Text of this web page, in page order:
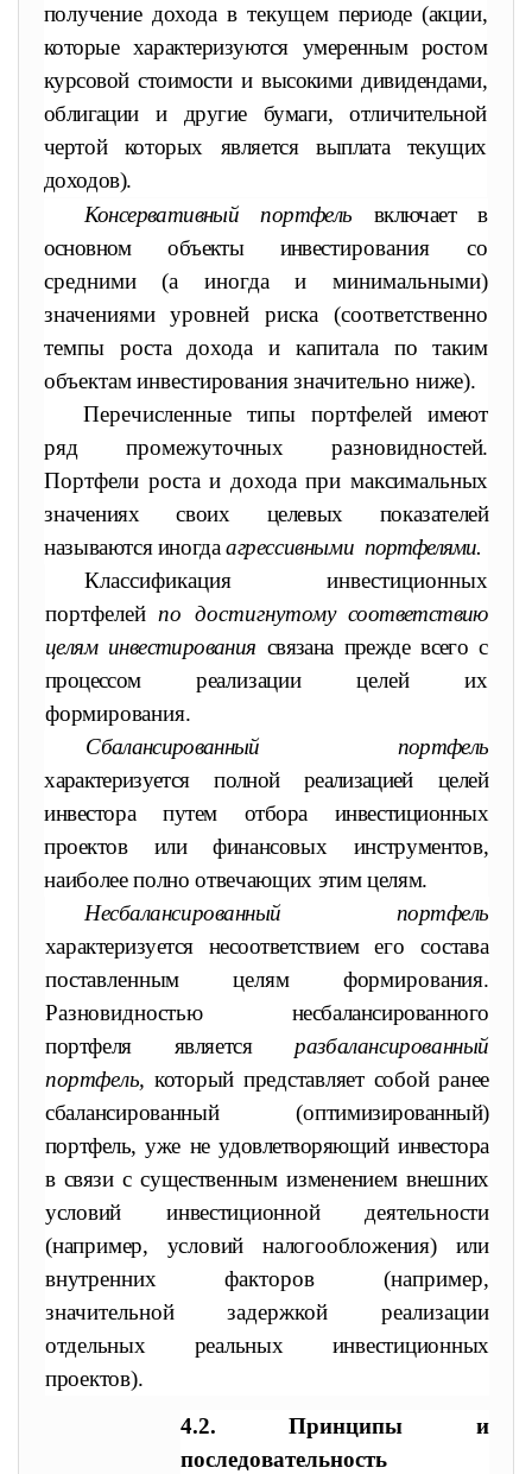
получение дохода в текущемпериоде (акции,
которые характеризуются умеренным ростом
курсовой стоимости и высокими дивидендами,
облигации и другие бумаги,отличительной
чертой которых является выплата текущих
доходов).
Консервативный портфель включает в
основном объекты инвестирования со
средними (а иногда и минимальными)
значениями уровней риска (соответственно
темпы роста дохода и капитала по таким
объектам инвестирования значительно ниже).
Перечисленные типы портфелей имеют
ряд промежуточныхразновидностей.
Портфели роста и дохода при максимальных
значениях своих целевых показателей
называются иногдаагрессивными портфелями.
Классификация инвестиционных
портфелей по достигнутому соответствию
целям инвестирования связана прежде всего с
процессом реализации целей их
формирования.
Сбалансированный портфель
характеризуется полной реализацией целей
инвестора путем отбора инвестиционных
проектов или финансовых инструментов,
наиболее полно отвечающих этим целям.
Несбалансированный портфель
характеризуется несоответствиемего состава
поставленным целям формирования.
Разновидностью несбалансированного
портфеля является разбалансированный
портфель, который представляет собой ранее
сбалансированный (оптимизированный)
портфель, уже не удовлетворяющий инвестора
в связи с существенным изменением внешних
условий инвестиционной деятельности
(например, условий налогообложения) или
внутренних факторов (например,
значительной задержкой реализации
отдельных реальных инвестиционных
проектов).
4.2. Принципы и
последовательность